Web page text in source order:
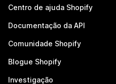
Centro de ajuda Shopify
Documentação da API
Comunidade Shopify
Blogue Shopify
Investigação